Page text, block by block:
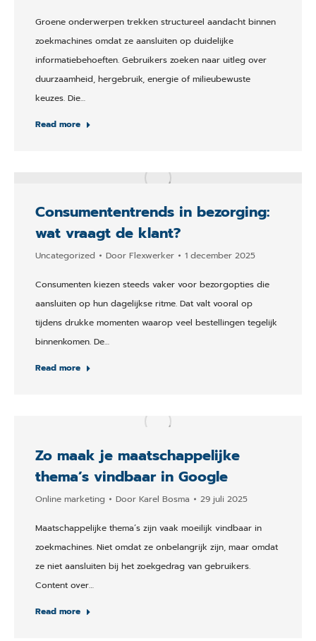
Groene onderwerpen trekken structureel aandacht binnen
zoekmachines omdat ze aansluiten op duidelijke
informatiebehoeften. Gebruikers zoeken naar uitleg over
duurzaamheid, hergebruik, energie of milieubewuste
keuzes. Die…
Read more
Consumententrends in bezorging:
wat vraagt de klant?
Uncategorized Door Flexwerker 1 december 2025
Consumenten kiezen steeds vaker voor bezorgopties die
aansluiten op hun dagelijkse ritme. Dat valt vooral op
tijdens drukke momenten waarop veel bestellingen tegelijk
binnenkomen. De…
Read more
Zo maak je maatschappelijke
thema’s vindbaar in Google
Online marketing Door Karel Bosma 29 juli 2025
Maatschappelijke thema’s zijn vaak moeilijk vindbaar in
zoekmachines. Niet omdat ze onbelangrijk zijn, maar omdat
ze niet aansluiten bij het zoekgedrag van gebruikers.
Content over…
Read more